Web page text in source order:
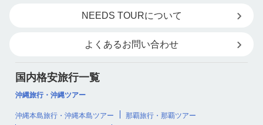
NEEDS TOURについて
よくあるお問い合わせ
国内格安旅行一覧
沖縄旅行・沖縄ツアー
沖縄本島旅行・沖縄本島ツアー
那覇旅行・那覇ツアー